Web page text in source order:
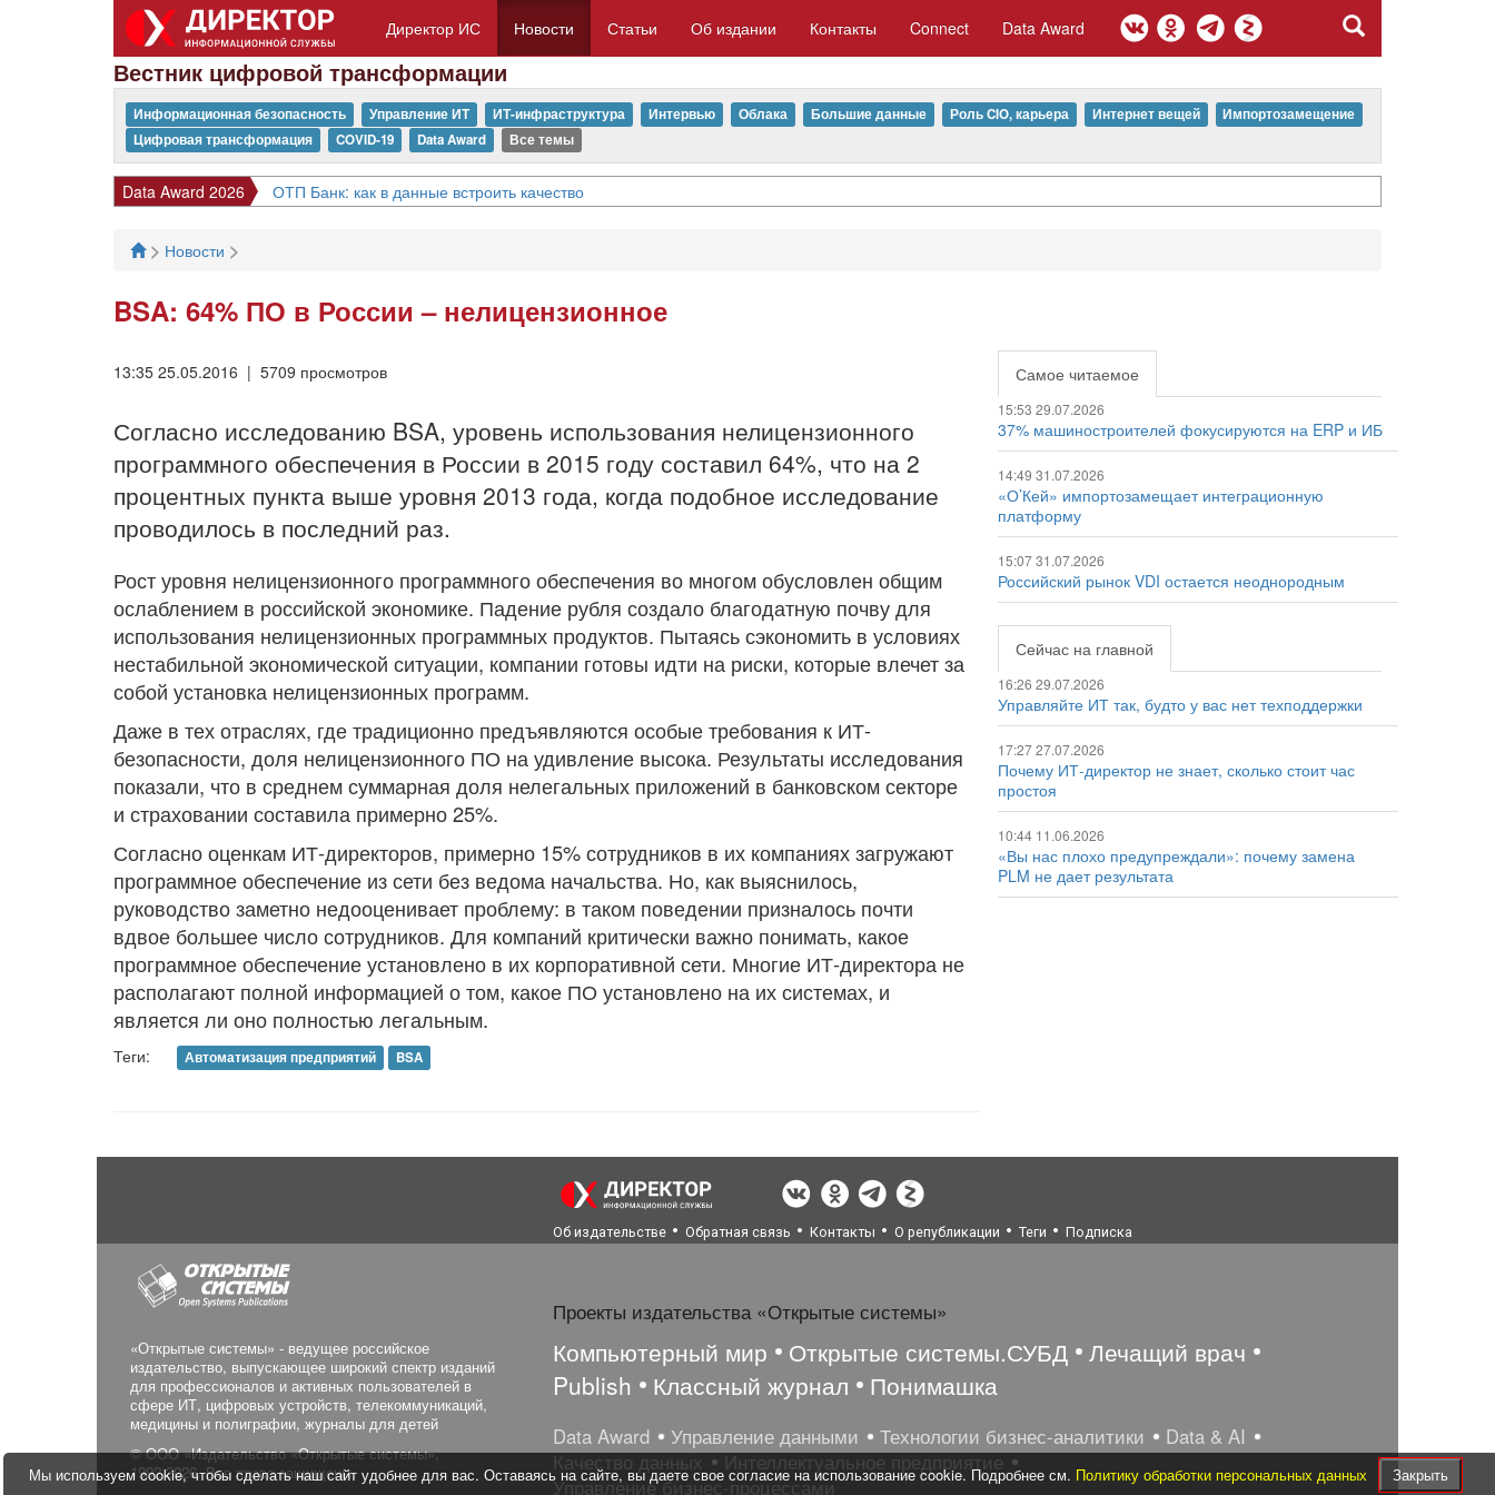
Директор ИС Новости Статьи Об издании Контакты Connect Data Award
Вестник цифровой трансформации
Информационная безопасность Управление ИТ ИТ-инфраструктура Интервью Облака Большие данные Роль CIO, карьера Интернет вещей
Импортозамещение
Цифровая трансформация
COVID-19 Data Award Все темы
Data Award 2026 ОТП Банк: как в данные встроить качество
> Новости >
BSA: 64% ПО в России – нелицензионное
13:35 25.05.2016 | 5709 просмотров
Согласно исследованию BSA, уровень использования нелицензионного
программного обеспечения в России в 2015 году составил 64%, что на 2
процентных пункта выше уровня 2013 года, когда подобное исследование
проводилось в последний раз.
Рост уровня нелицензионного программного обеспечения во многом обусловлен общим
ослаблением в российской экономике. Падение рубля создало благодатную почву для
использования нелицензионных программных продуктов. Пытаясь сэкономить в условиях
нестабильной экономической ситуации, компании готовы идти на риски, которые влечет за
собой установка нелицензионных программ.
Даже в тех отраслях, где традиционно предъявляются особые требования к ИТ-
безопасности, доля нелицензионного ПО на удивление высока. Результаты исследования
показали, что в среднем суммарная доля нелегальных приложений в банковском секторе
и страховании составила примерно 25%.
Согласно оценкам ИТ-директоров, примерно 15% сотрудников в их компаниях загружают
программное обеспечение из сети без ведома начальства. Но, как выяснилось,
руководство заметно недооценивает проблему: в таком поведении призналось почти
вдвое большее число сотрудников. Для компаний критически важно понимать, какое
программное обеспечение установлено в их корпоративной сети. Многие ИТ-директора не
располагают полной информацией о том, какое ПО установлено на их системах, и
является ли оно полностью легальным.
Теги: Автоматизация предприятий BSA
Самое читаемое
15:53 29.07.2026
37% машиностроителей фокусируются на ERP и ИБ
14:49 31.07.2026
«О’Кей» импортозамещает интеграционную
платформу
15:07 31.07.2026
Российский рынок VDI остается неоднородным
Сейчас на главной
16:26 29.07.2026
Управляйте ИТ так, будто у вас нет техподдержки
17:27 27.07.2026
Почему ИТ-директор не знает, сколько стоит час
простоя
10:44 11.06.2026
«Вы нас плохо предупреждали»: почему замена
PLM не дает результата
Об издательстве Обратная связь Контакты О републикации Теги Подписка
«Открытые системы» - ведущее российское
издательство, выпускающее широкий спектр изданий
для профессионалов и активных пользователей в
сфере ИТ, цифровых устройств, телекоммуникаций,
медицины и полиграфии, журналы для детей
© ООО «Издательство «Открытые системы»,
1992-2026. Все права защищены.
Проекты издательства «Открытые системы»
Компьютерный мир Открытые системы.СУБД
Лечащий врач
Publish
Классный журнал Понимашка
Data Award Управление данными Технологии бизнес-аналитики
Data & AI
Качество данных
Интеллектуальное предприятие
Управление бизнес-процессами
Мы используем cookie, чтобы сделать наш сайт удобнее для вас. Оставаясь на сайте, вы даете свое согласие на использование cookie. Подробнее см. Политику обработки персональных данных Закрыть